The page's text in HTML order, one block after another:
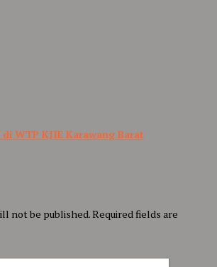
di WTP KJIE Karawang Barat
not be published.Required fields are